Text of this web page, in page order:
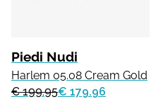
Piedi Nudi
Harlem 05.08 Cream Gold
€ 199.95€ 179.96